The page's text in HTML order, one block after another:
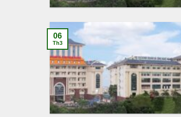
06
Th3